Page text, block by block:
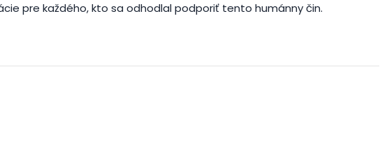
pre každého, kto sa odhodlal podporiť tento humánny čin.